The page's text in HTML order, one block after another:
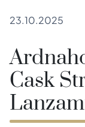
23.10.2025
Cask